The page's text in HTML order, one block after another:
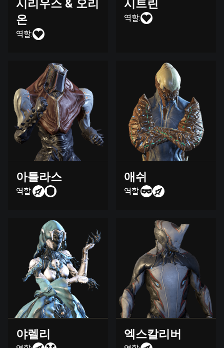
시리우스 & 오리
온
역할:
시트린
역할:
아틀라스
역할:
애쉬
역할:
야렐리 엑스칼리버